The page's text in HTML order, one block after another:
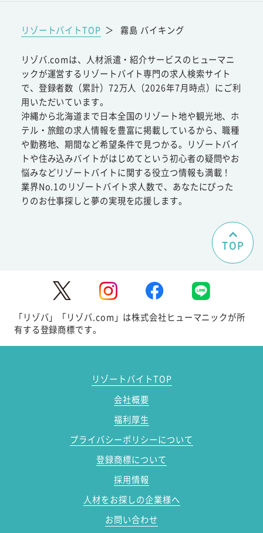
リゾートバイトTOP ＞ 霧島 バイキング
リゾバ.comは、人材派遣・紹介サービスのヒューマニ
ックが運営するリゾートバイト専門の求人検索サイト
で、登録者数（累計）72万人（2026年7月時点）にご利
用いただいています。
沖縄から北海道まで日本全国のリゾート地や観光地、ホ
テル・旅館の求人情報を豊富に掲載しているから、職種
や勤務地、期間など希望条件で見つかる。リゾートバイ
トや住み込みバイトがはじめてという初心者の疑問やお
悩みなどリゾートバイトに関する役立つ情報も満載！
業界No.1のリゾートバイト求人数で、あなたにぴった
りのお仕事探しと夢の実現を応援します。
TOP
「リゾバ」「リゾバ.com」は株式会社ヒューマニックが所
有する登録商標です。
リゾートバイトTOP
会社概要
福利厚生
プライバシーポリシーについて
登録商標について
採用情報
人材をお探しの企業様へ
お問い合わせ